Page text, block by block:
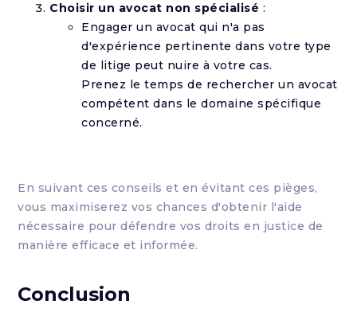
Choisir un avocat non spécialisé :
Engager un avocat qui n'a pas
d'expérience pertinente dans votre type
de litige peut nuire à votre cas.
Prenez le temps de rechercher un avocat
compétent dans le domaine spécifique
concerné.
En suivant ces conseils et en évitant ces pièges,
vous maximiserez vos chances d'obtenir l'aide
nécessaire pour défendre vos droits en justice de
manière efficace et informée.
Conclusion